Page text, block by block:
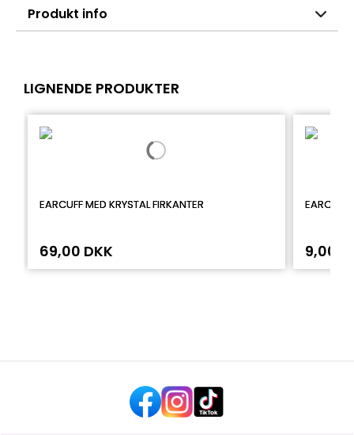
Produkt info
LIGNENDE PRODUKTER
EARCUFF MED KRYSTAL FIRKANTER
69,00 DKK
EARCUFF
9,00